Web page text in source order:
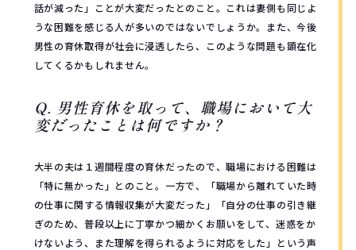
話が減った」ことが大変だったとのこと。これは妻側も同じよ
うな困難を感じる人が多いのではないでしょうか。また、今後
男性の育休取得が社会に浸透したら、このような問題も顕在化
してくるかもしれません。
Q. 男性育休を取って、職場において大
変だったことは何ですか？
大半の夫は１週間程度の育休だったので、職場における困難は
「特に無かった」とのこと。一方で、「職場から離れていた時
の仕事に関する情報収集が大変だった」「自分の仕事の引き継
ぎのため、普段以上に丁寧かつ細かくお願いをして、迷惑をか
けないよう、また理解を得られるように対応をした」という声